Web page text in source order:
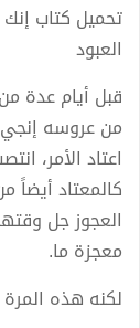
العبود
قبل أيام عدة
من عروسه
اعتاد الأمر،
كالمعتاد أيضاً
العجوز جل
معجزة ما.
لكنه هذه